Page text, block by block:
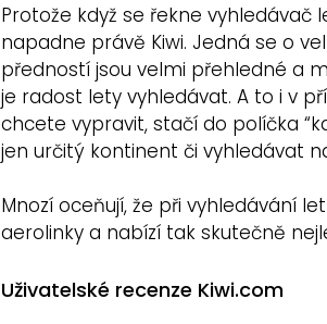
Protože když se řekne vyhledávač
napadne právě Kiwi. Jedná se o
předností jsou velmi přehledné a
je radost lety vyhledávat. A to i v
chcete vypravit, stačí do políčka
jen určitý kontinent či vyhledávat
Mnozí oceňují, že při vyhledávání
aerolinky a nabízí tak skutečně
Uživatelské recenze Kiwi.com